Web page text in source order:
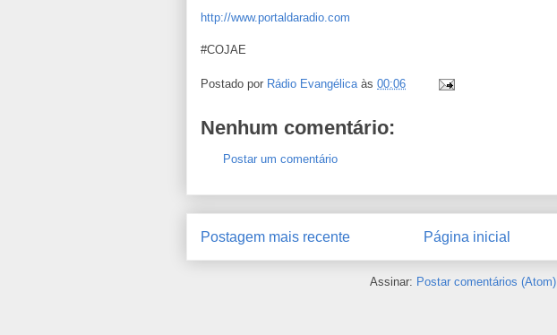
http://www.portaldaradio.com
#COJAE
Postado por Rádio Evangélica às 00:06
Nenhum comentário:
Postar um comentário
Postagem mais recente Página inicial
Assinar: Postar comentários (Atom)